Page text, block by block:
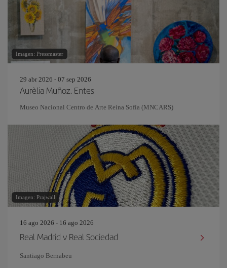
Imagen: Pressmaster
29 abr 2026 - 07 sep 2026
Aurèlia Muñoz. Entes
Museo Nacional Centro de Arte Reina Sofía (MNCARS)
Imagen: Prajwall
16 ago 2026 - 16 ago 2026
Real Madrid v Real Sociedad
Santiago Bernabeu